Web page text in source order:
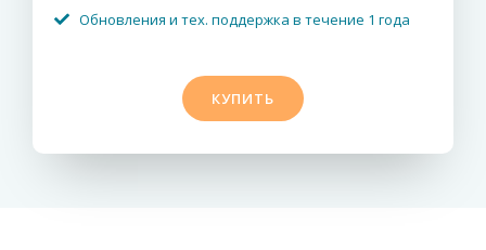
Обновления и тех. поддержка в течение 1 года
КУПИТЬ